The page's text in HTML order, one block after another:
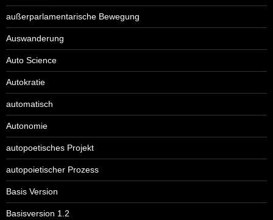
außerparlamentarische Bewegung
Auswanderung
Auto Science
Autokratie
automatisch
Autonomie
autopoetisches Projekt
autopoietischer Prozess
Basis Version
Basisversion 1.2